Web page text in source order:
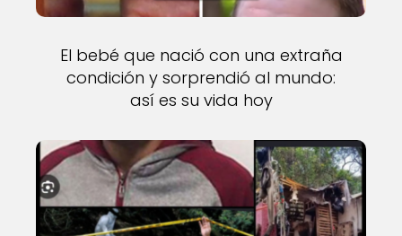
El bebé que nació con una extraña
condición y sorprendió al mundo:
así es su vida hoy